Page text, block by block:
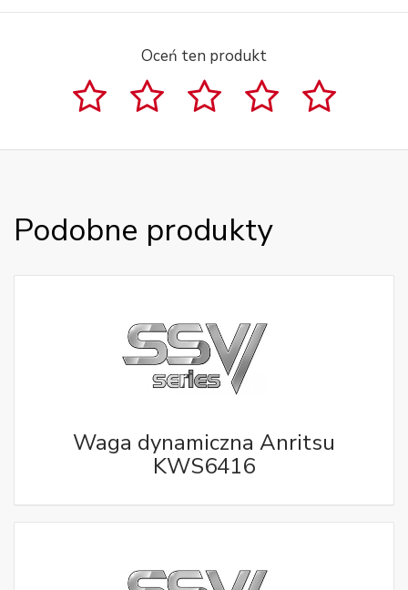
Oceń ten produkt
Podobne produkty
Waga dynamiczna Anritsu
KWS6416